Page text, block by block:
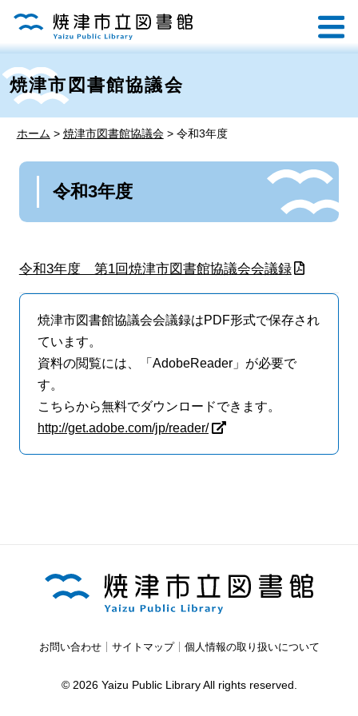
焼津市図書館協議会
ホーム > 焼津市図書館協議会> 令和3年度
令和3年度
令和3年度 第1回焼津市図書館協議会会議録
焼津市図書館協議会会議録はPDF形式で保存され
ています。
資料の閲覧には、「AdobeReader」が必要で
す。
こちらから無料でダウンロードできます。
http://get.adobe.com/jp/reader/
お問い合わせ サイトマップ 個人情報の取り扱いについて
© 2026 Yaizu Public Library All rights reserved.